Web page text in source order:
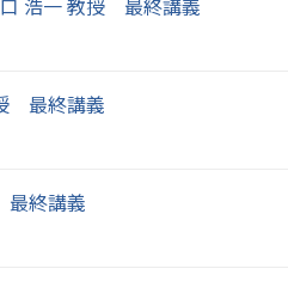
浩一 教授 最終講義
最終講義
終講義